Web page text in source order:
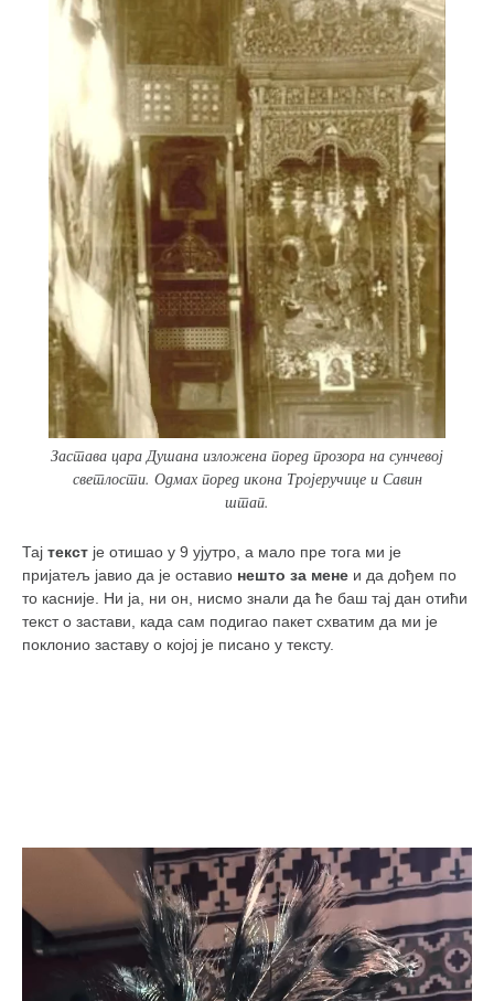
Застава цара Душана изложена поред прозора на сунчевој
светлости. Одмах поред икона Тројеручице и Савин
штап.
Тај текст је отишао у 9 ујутро, а мало пре тога ми је
пријатељ јавио да је оставио нешто за мене и да дођем по
то касније. Ни ја, ни он, нисмо знали да ће баш тај дан отићи
текст о застави, када сам подигао пакет схватим да ми је
поклонио заставу о којој је писано у тексту.